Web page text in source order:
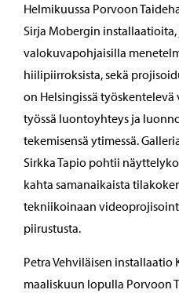
Helmikuussa Porvoon
Sirja Mobergin
valokuvapohjaisilla
hiilipiirroksista, sekä
on Helsingissä
työssä luontoyhteys ja
tekemisensä ytimessä.
Sirkka Tapio pohtii
kahta samanaikaista
tekniikoinaan
piirustusta.
Petra Vehviläisen
maaliskuun lopulla Porvoon